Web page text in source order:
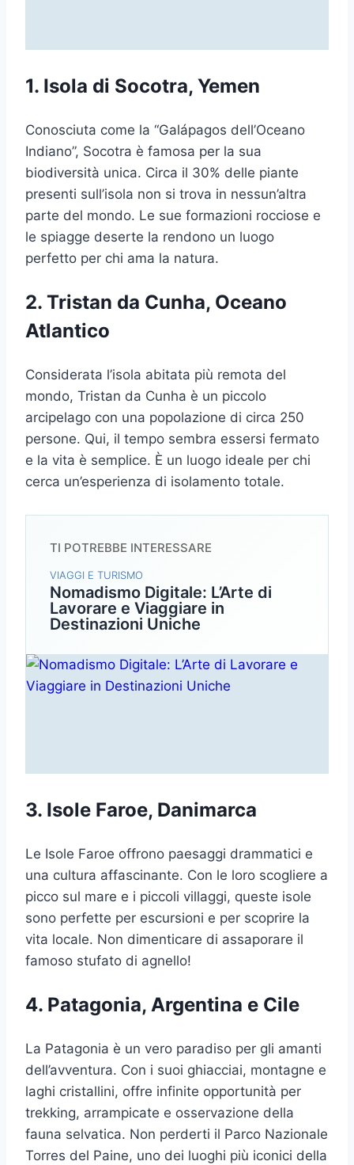
1. Isola di Socotra, Yemen
Conosciuta come la “Galápagos dell’Oceano
Indiano”, Socotra è famosa per la sua
biodiversità unica. Circa il 30% delle piante
presenti sull’isola non si trova in nessun’altra
parte del mondo. Le sue formazioni rocciose e
le spiagge deserte la rendono un luogo
perfetto per chi ama la natura.
2. Tristan da Cunha, Oceano
Atlantico
Considerata l’isola abitata più remota del
mondo, Tristan da Cunha è un piccolo
arcipelago con una popolazione di circa 250
persone. Qui, il tempo sembra essersi fermato
e la vita è semplice. È un luogo ideale per chi
cerca un’esperienza di isolamento totale.
TI POTREBBE INTERESSARE
VIAGGI E TURISMO
Nomadismo Digitale: L’Arte di
Lavorare e Viaggiare in
Destinazioni Uniche
3. Isole Faroe, Danimarca
Le Isole Faroe offrono paesaggi drammatici e
una cultura affascinante. Con le loro scogliere a
picco sul mare e i piccoli villaggi, queste isole
sono perfette per escursioni e per scoprire la
vita locale. Non dimenticare di assaporare il
famoso stufato di agnello!
4. Patagonia, Argentina e Cile
La Patagonia è un vero paradiso per gli amanti
dell’avventura. Con i suoi ghiacciai, montagne e
laghi cristallini, offre infinite opportunità per
trekking, arrampicate e osservazione della
fauna selvatica. Non perderti il Parco Nazionale
Torres del Paine, uno dei luoghi più iconici della